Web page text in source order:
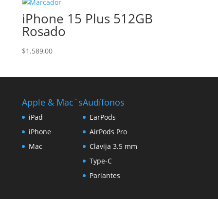
iPhone 15 Plus 512GB
Rosado
$1.589,00
Apple & Mac´s
iPad
iPhone
Mac
Audífonos
EarPods
AirPods Pro
Clavija 3.5 mm
Type-C
Parlantes